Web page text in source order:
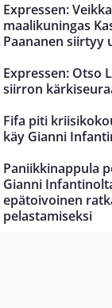
Expressen:
maalikuningas
Paananen siirtyy
Expressen: Otso
siirron
Fifa piti
käy Gianni
Paniikkinappula
Gianni
epätoivoinen
pelastamiseksi